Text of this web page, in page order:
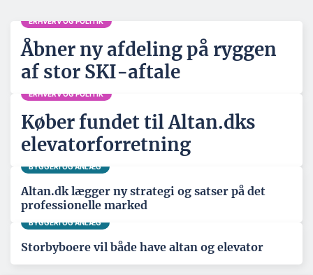
ERHVERV OG POLITIK
Åbner ny afdeling på ryggen
af stor SKI-aftale
ERHVERV OG POLITIK
Køber fundet til Altan.dks
elevatorforretning
BYGGERI OG ANLÆG
Altan.dk lægger ny strategi og satser på det
professionelle marked
BYGGERI OG ANLÆG
Storbyboere vil både have altan og elevator